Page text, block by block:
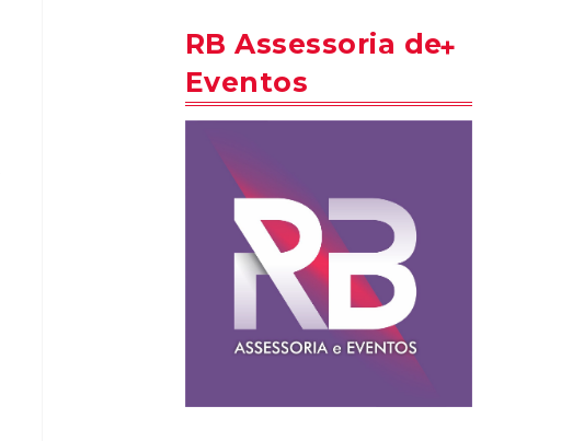
RB Assessoria de
Eventos